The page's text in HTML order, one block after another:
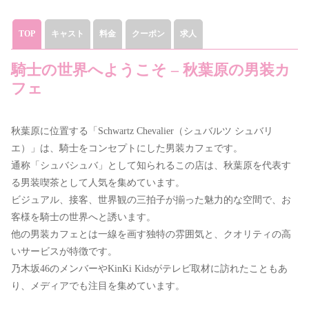
TOP キャスト 料金 クーポン 求人
騎士の世界へようこそ – 秋葉原の男装カ
フェ
秋葉原に位置する「Schwartz Chevalier（シュバルツ シュバリ
エ）」は、騎士をコンセプトにした男装カフェです。
通称「シュバシュバ」として知られるこの店は、秋葉原を代表す
る男装喫茶として人気を集めています。
ビジュアル、接客、世界観の三拍子が揃った魅力的な空間で、お
客様を騎士の世界へと誘います。
他の男装カフェとは一線を画す独特の雰囲気と、クオリティの高
いサービスが特徴です。
乃木坂46のメンバーやKinKi Kidsがテレビ取材に訪れたこともあ
り、メディアでも注目を集めています。